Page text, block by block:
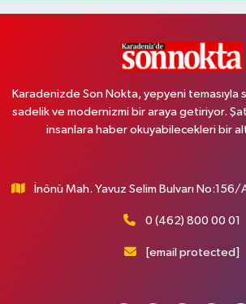
Karadenizde Son Nokta, yepyeni temasıyla
sadelik ve modernizmi bir araya getiriyor.
insanlara haber okuyabilecekleri bir
İnönü Mah. Yavuz Selim Bulvarı
0 (462) 800 00 01
[email protected]